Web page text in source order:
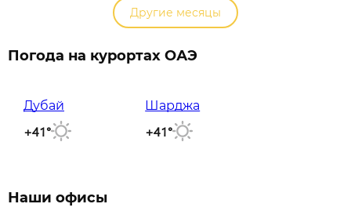
Другие месяцы
Погода на курортах ОАЭ
Дубай
+41°
Шарджа
+41°
Наши офисы